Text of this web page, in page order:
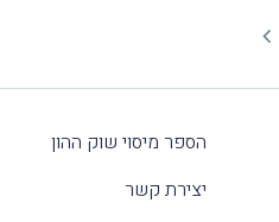
הספר מיסוי שוק ההון
יצירת קשר